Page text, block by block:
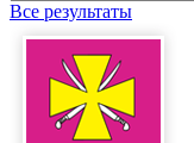
Все результаты